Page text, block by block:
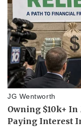
Doanh nghiệp 24h
Doanh nhân
Vì cộng đồng